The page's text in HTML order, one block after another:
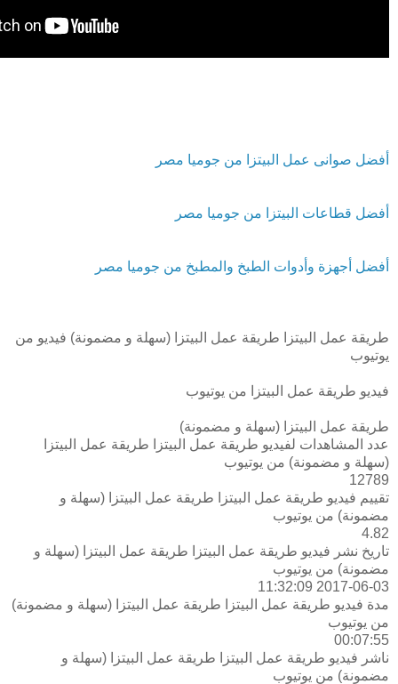
أفضل صوانى عمل البيتزا من جوميا مصر
أفضل قطاعات البيتزا من جوميا مصر
أفضل أجهزة وأدوات الطبخ والمطبخ من جوميا مصر
طريقة عمل البيتزا طريقة عمل البيتزا (سهلة و مضمونة) فيديو من
يوتيوب
فيديو طريقة عمل البيتزا من يوتيوب
طريقة عمل البيتزا (سهلة و مضمونة)
عدد المشاهدات لفيديو طريقة عمل البيتزا طريقة عمل البيتزا
(سهلة و مضمونة) من يوتيوب
12789
تقييم فيديو طريقة عمل البيتزا طريقة عمل البيتزا (سهلة و
مضمونة) من يوتيوب
4.82
تاريخ نشر فيديو طريقة عمل البيتزا طريقة عمل البيتزا (سهلة و
مضمونة) من يوتيوب
2017-06-03 11:32:09
مدة فيديو طريقة عمل البيتزا طريقة عمل البيتزا (سهلة و مضمونة)
من يوتيوب
00:07:55
ناشر فيديو طريقة عمل البيتزا طريقة عمل البيتزا (سهلة و
مضمونة) من يوتيوب